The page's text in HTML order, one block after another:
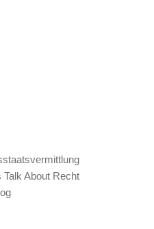
About Recht